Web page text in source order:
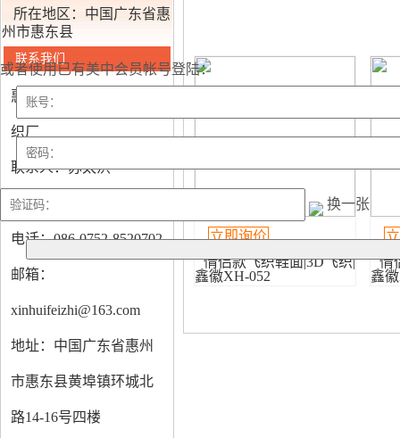
或者使用已有美中会员帐号登陆：
换一张
所在地区：中国广东省惠
州市惠东县
联系我们
惠东县黄埠鑫徽鞋材飞
织厂
联系人：苏太洪
手机：13927366845
电话：086-0752-8520702
邮箱：
xinhuifeizhi@163.com
地址：中国广东省惠州
市惠东县黄埠镇环城北
路14-16号四楼
立即询价
情侣款飞织鞋面|3D飞织|
鑫徽XH-052
情
鑫